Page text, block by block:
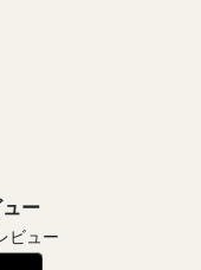
ー
ビュー